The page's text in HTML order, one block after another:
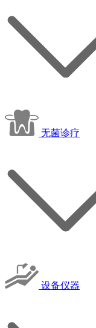
无菌诊疗
设备仪器